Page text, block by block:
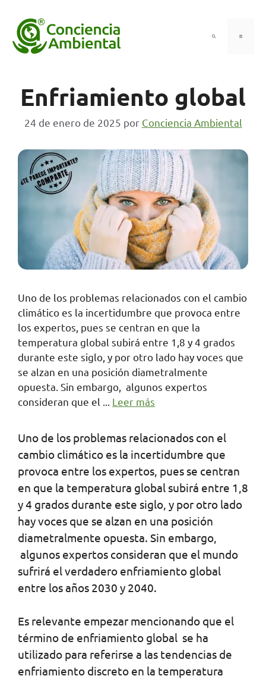
contenido
Menú
Enfriamiento global
24 de enero de 2025 por Conciencia Ambiental
Uno de los problemas relacionados con el cambio
climático es la incertidumbre que provoca entre
los expertos, pues se centran en que la
temperatura global subirá entre 1,8 y 4 grados
durante este siglo, y por otro lado hay voces que
se alzan en una posición diametralmente
opuesta. Sin embargo, algunos expertos
consideran que el ... Leer más
Uno de los problemas relacionados con el
cambio climático es la incertidumbre que
provoca entre los expertos, pues se centran
en que la temperatura global subirá entre 1,8
y 4 grados durante este siglo, y por otro lado
hay voces que se alzan en una posición
diametralmente opuesta. Sin embargo,
algunos expertos consideran que el mundo
sufrirá el verdadero enfriamiento global
entre los años 2030 y 2040.
Es relevante empezar mencionando que el
término de enfriamiento global se ha
utilizado para referirse a las tendencias de
enfriamiento discreto en la temperatura